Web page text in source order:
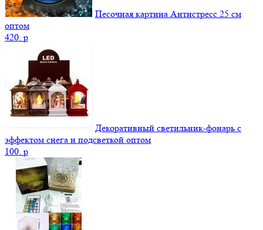
Песочная картина Антистресс 25 см
оптом
420. p
Декоративный светильник-фонарь с
эффектом снега и подсветкой оптом
100. p